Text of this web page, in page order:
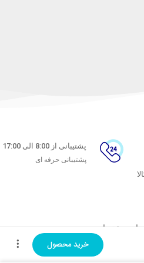
خرید محصول
پشتیبانی از 8:00 الی 17:00
پشتیبانی حرفه ای
مشتریان
به پرسش‌های متداول